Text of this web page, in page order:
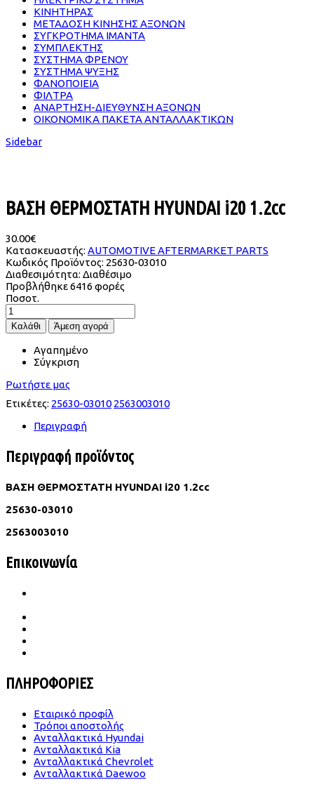
ΚΙΝΗΤΗΡΑΣ
ΜΕΤΑΔΟΣΗ ΚΙΝΗΣΗΣ ΑΞΟΝΩΝ
ΣΥΓΚΡΟΤΗΜΑ ΙΜΑΝΤΑ
ΣΥΜΠΛΕΚΤΗΣ
ΣΥΣΤΗΜΑ ΦΡΕΝΟΥ
ΣΥΣΤΗΜΑ ΨΥΞΗΣ
ΦΑΝΟΠΟΙΕΙΑ
ΦΙΛΤΡΑ
ΑΝΑΡΤΗΣΗ-ΔΙΕΥΘΥΝΣΗ ΑΞΟΝΩΝ
ΟΙΚΟΝΟΜΙΚΑ ΠΑΚΕΤΑ ΑΝΤΑΛΛΑΚΤΙΚΩΝ
Sidebar
ΒΑΣΗ ΘΕΡΜΟΣΤΑΤΗ HYUNDAI i20 1.2cc
30.00€
Κατασκευαστής: AUTOMOTIVE AFTERMARKET PARTS
Κωδικός Προϊόντος: 25630-03010
Διαθεσιμότητα: Διαθέσιμο
Προβλήθηκε6416 φορές
Ποσοτ.
Αγαπημένο
Σύγκριση
Ρωτήστε μας
Ετικέτες: 25630-03010 2563003010
Περιγραφή
Περιγραφή προϊόντος
ΒΑΣΗ ΘΕΡΜΟΣΤΑΤΗ HYUNDAI i20 1.2cc
25630-03010
2563003010
Επικοινωνία
ΠΛΗΡΟΦΟΡΙΕΣ
Εταιρικό προφίλ
Τρόποι αποστολής
Ανταλλακτικά Hyundai
Ανταλλακτικά Kia
Ανταλλακτικά Chevrolet
Ανταλλακτικά Daewoo